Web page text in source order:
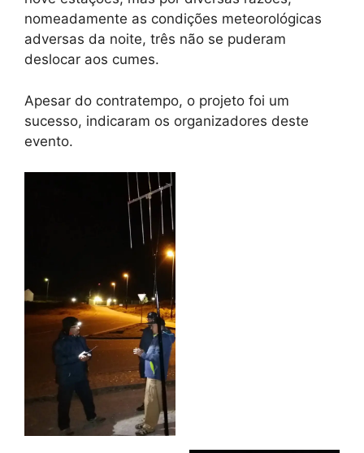
nomeadamente as condições meteorológicas
adversas da noite, três não se puderam
deslocar aos cumes.
Apesar do contratempo, o projeto foi um
sucesso, indicaram os organizadores deste
evento.